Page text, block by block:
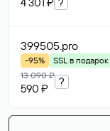
399505.pro
-95%
SSL в подарок
13 090 ₽
590 ₽
?